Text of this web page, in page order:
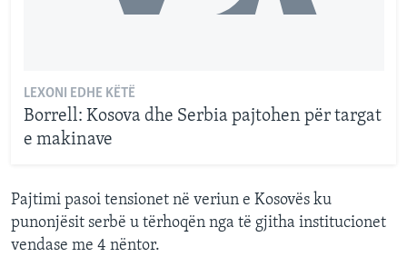
LEXONI EDHE KËTË
Borrell: Kosova dhe Serbia pajtohen për targat
e makinave
Pajtimi pasoi tensionet në veriun e Kosovës ku
punonjësit serbë u tërhoqën nga të gjitha institucionet
vendase me 4 nëntor.